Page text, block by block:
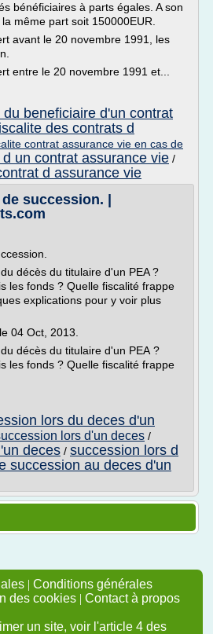
bénéficiaires à parts égales. A son
même part soit 150000EUR.
avant le 20 novembre 1991, les
entre le 20 novembre 1991 et...
du beneficiaire d'un contrat
des contrats d
contrat assurance vie en cas de
un contrat assurance vie /
d assurance vie
succession. |
décès du titulaire d'un PEA ?
les fonds ? Quelle fiscalité frappe
explications pour y voir plus
04 Oct, 2013.
décès du titulaire d'un PEA ?
les fonds ? Quelle fiscalité frappe
lors du deces d'un
lors d'un deces /
deces / succession lors d
succession au deces d'un
| Conditions générales
des cookies | Contact à propos
un site, voir l'article 4 des